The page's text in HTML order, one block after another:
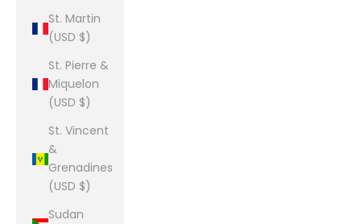
St. Martin
(USD $)
St. Pierre &
Miquelon
(USD $)
St. Vincent
&
Grenadines
(USD $)
Sudan